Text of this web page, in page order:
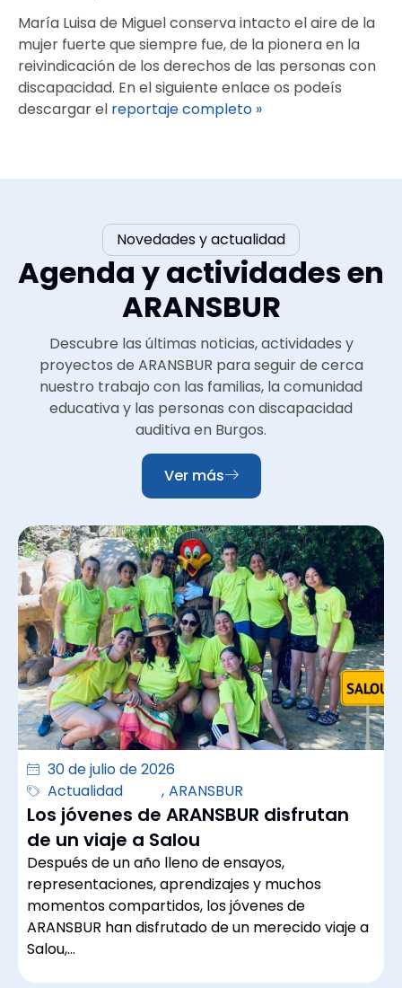
María Luisa de Miguel conserva intacto el aire de la
mujer fuerte que siempre fue, de la pionera en la
reivindicación de los derechos de las personas con
discapacidad. En el siguiente enlace os podeís
descargar el reportaje completo »
Novedades y actualidad
Agenda y actividades en
ARANSBUR
Descubre las últimas noticias, actividades y
proyectos de ARANSBUR para seguir de cerca
nuestro trabajo con las familias, la comunidad
educativa y las personas con discapacidad
auditiva en Burgos.
Ver más
30 de julio de 2026
Actualidad
, ARANSBUR
Los jóvenes de ARANSBUR disfrutan
de un viaje a Salou
Después de un año lleno de ensayos,
representaciones, aprendizajes y muchos
momentos compartidos, los jóvenes de
ARANSBUR han disfrutado de un merecido viaje a
Salou,…